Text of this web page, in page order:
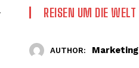
REISEN UM DIE WELT
AUTHOR: Marketing